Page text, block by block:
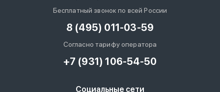
Бесплатный звонок по всей России
8 (495) 011-03-59
Согласно тарифу оператора
+7 (931) 106-54-50
Социальные сети